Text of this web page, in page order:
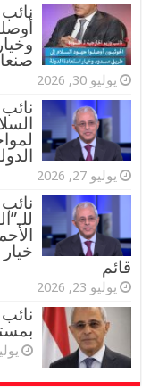
يوليو 30, 2026
يوليو 27, 2026
قائم
يوليو 23, 2026
يوليو